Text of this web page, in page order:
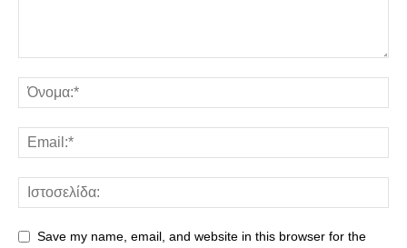
Save my name, email, and website in this browser for the